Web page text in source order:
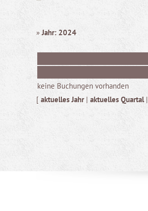
»Jahr: 2024
keine Buchungen vorhanden
[ aktuelles Jahr| aktuelles Quartal|